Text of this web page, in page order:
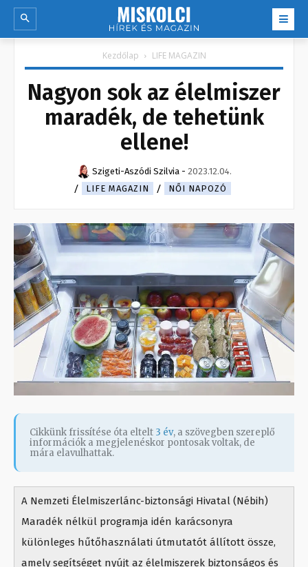
Kezdőlap LIFE MAGAZIN
Nagyon sok az élelmiszer
maradék, de tehetünk
ellene!
Szigeti-Aszódi Szilvia - 2023.12.04.
LIFE MAGAZIN
NŐI NAPOZÓ
Cikkünk frissítése óta eltelt 3 év, a szövegben szereplő
információk a megjelenéskor pontosak voltak, de
mára elavulhattak.
A Nemzeti Élelmiszerlánc-biztonsági Hivatal (Nébih)
Maradék nélkül programja idén karácsonyra
különleges hűtőhasználati útmutatót állított össze,
amely segítséget nyújt az élelmiszerek biztonságos és